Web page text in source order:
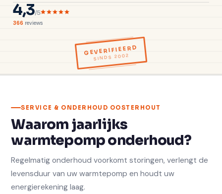
4,3/5
366 reviews
GEVERIFIEERD
SINDS 2002
SERVICE & ONDERHOUD OOSTERHOUT
Waarom jaarlijks
warmtepomp onderhoud?
Regelmatig onderhoud voorkomt storingen, verlengt de
levensduur van uw warmtepomp en houdt uw
energierekening laag.